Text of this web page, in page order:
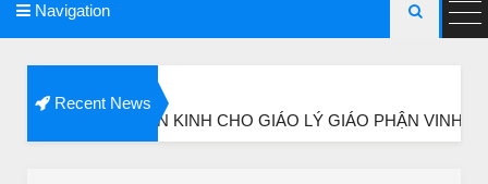
Navigation 
Recent News
KINH CHO GIÁO LÝ GIÁO PHẬN VINH
Ba vị Tiến